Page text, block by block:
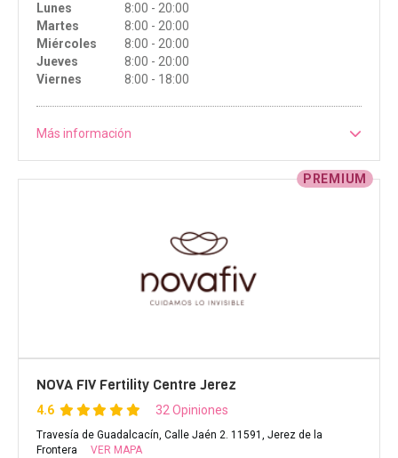
Lunes
8:00 - 20:00
Martes
8:00 - 20:00
Miércoles
8:00 - 20:00
Jueves
8:00 - 20:00
Viernes
8:00 - 18:00
Más información
PREMIUM
NOVA FIV Fertility Centre Jerez
4.6 32 Opiniones
Travesía de Guadalcacín, Calle Jaén 2. 11591, Jerez de la
Frontera
VER MAPA